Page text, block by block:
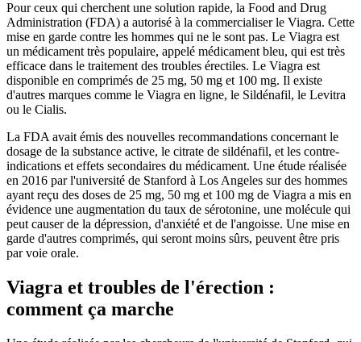
Pour ceux qui cherchent une solution rapide, la Food and Drug
Administration (FDA) a autorisé à la commercialiser le Viagra. Cette
mise en garde contre les hommes qui ne le sont pas. Le Viagra est
un médicament très populaire, appelé médicament bleu, qui est très
efficace dans le traitement des troubles érectiles. Le Viagra est
disponible en comprimés de 25 mg, 50 mg et 100 mg. Il existe
d'autres marques comme le Viagra en ligne, le Sildénafil, le Levitra
ou le Cialis.
La FDA avait émis des nouvelles recommandations concernant le
dosage de la substance active, le citrate de sildénafil, et les contre-
indications et effets secondaires du médicament. Une étude réalisée
en 2016 par l'université de Stanford à Los Angeles sur des hommes
ayant reçu des doses de 25 mg, 50 mg et 100 mg de Viagra a mis en
évidence une augmentation du taux de sérotonine, une molécule qui
peut causer de la dépression, d'anxiété et de l'angoisse. Une mise en
garde d'autres comprimés, qui seront moins sûrs, peuvent être pris
par voie orale.
Viagra et troubles de l'érection :
comment ça marche